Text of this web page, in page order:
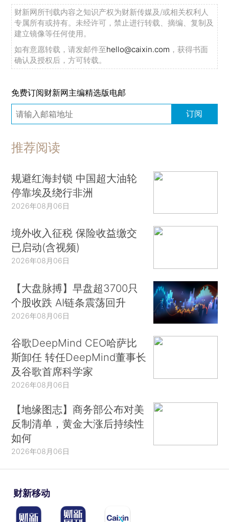
财新网所刊载内容之知识产权为财新传媒及/或相关权利人
专属所有或持有。未经许可，禁止进行转载、摘编、复制及
建立镜像等任何使用。
如有意愿转载，请发邮件至hello@caixin.com ，获得书面
确认及授权后，方可转载。
免费订阅财新网主编精选版电邮
订阅
推荐阅读
规避红海封锁 中国超大油轮
停靠埃及绕行非洲
2026年08月06日
境外收入征税 保险收益缴交
已启动(含视频)
2026年08月06日
【大盘脉搏】早盘超3700只
个股收跌 AI链条震荡回升
2026年08月06日
谷歌DeepMind CEO哈萨比
斯卸任 转任DeepMind董事长
及谷歌首席科学家
2026年08月06日
【地缘图志】商务部公布对美
反制清单，黄金大涨后持续性
如何
2026年08月06日
财新移动